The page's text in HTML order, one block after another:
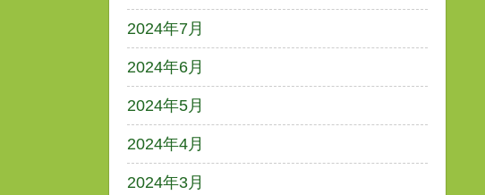
2024年7月
2024年6月
2024年5月
2024年4月
2024年3月